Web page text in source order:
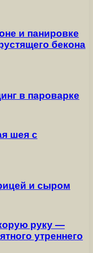
и панировке
бекона
в пароварке
шея с
и сыром
руку —
утреннего